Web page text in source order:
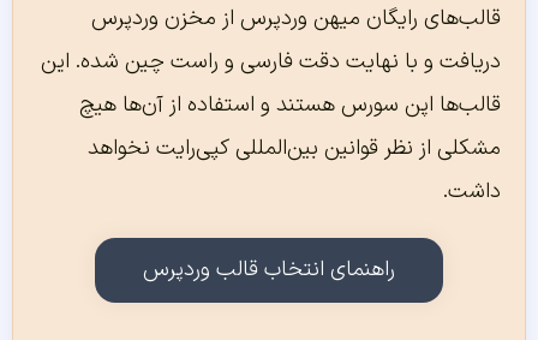
قالب‌های رایگان میهن وردپرس از مخزن وردپرس
دریافت و با نهایت دقت فارسی و راست چین شده. این
قالب‌ها اپن سورس هستند و استفاده از آن‌ها هیچ
مشکلی از نظر قوانین بین‌المللی کپی‌رایت نخواهد
داشت.
راهنمای انتخاب قالب وردپرس